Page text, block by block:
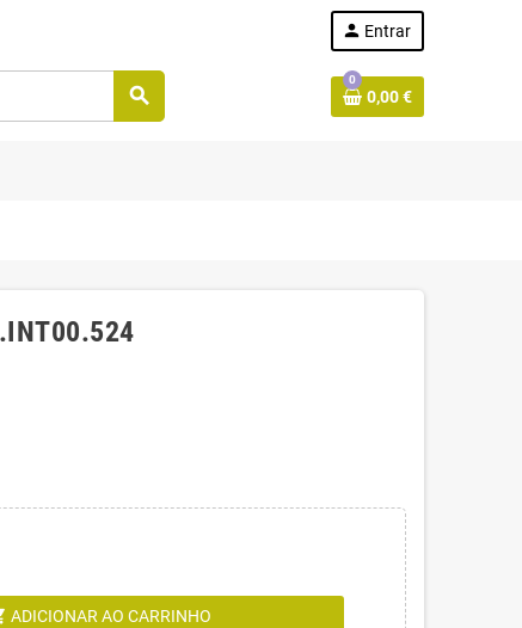
person Entrar
search
0
0,00 €
ADICIONAR AO CARRINHO